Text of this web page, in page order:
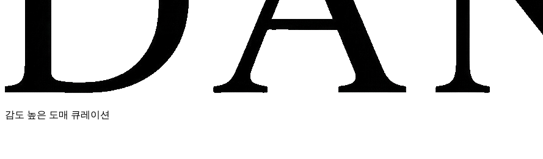
감도 높은 도매 큐레이션